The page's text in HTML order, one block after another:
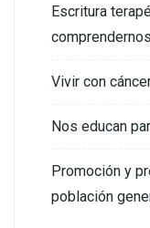
Escritura
Vivir con
Nos educan
Promoción y
población